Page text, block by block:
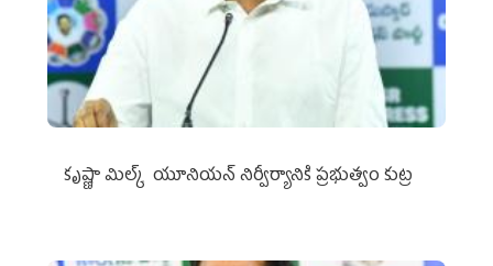
కృష్ణా మిల్క్‌ యూనియన్‌ నిర్వీర్యానికి ప్రభుత్వం కుట్ర